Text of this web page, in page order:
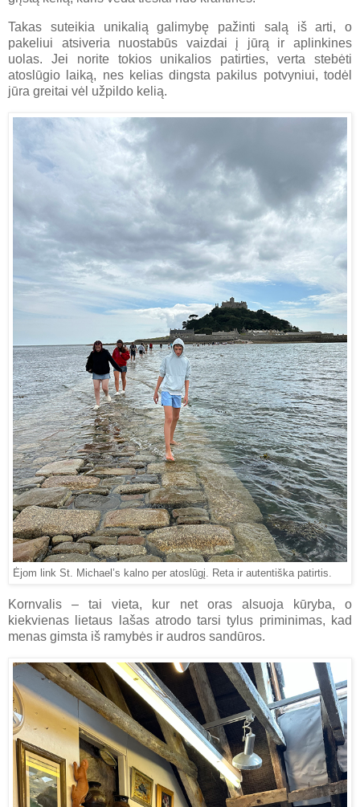
Takas suteikia unikalią galimybę pažinti salą iš arti, o
pakeliui atsiveria nuostabūs vaizdai į jūrą ir aplinkines
uolas. Jei norite tokios unikalios patirties, verta stebėti
atoslūgio laiką, nes kelias dingsta pakilus potvyniui, todėl
jūra greitai vėl užpildo kelią.
Ėjom link St. Michael’s kalno per atoslūgį. Reta ir autentiška patirtis.
Kornvalis – tai vieta, kur net oras alsuoja kūryba, o
kiekvienas lietaus lašas atrodo tarsi tylus priminimas, kad
menas gimsta iš ramybės ir audros sandūros.